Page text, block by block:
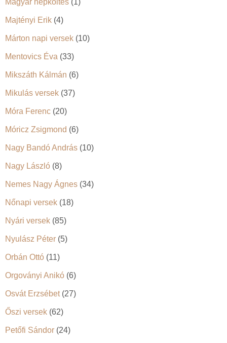
Majtényi Erik (4)
Márton napi versek (10)
Mentovics Éva (33)
Mikszáth Kálmán (6)
Mikulás versek (37)
Móra Ferenc (20)
Móricz Zsigmond (6)
Nagy Bandó András (10)
Nagy László (8)
Nemes Nagy Ágnes (34)
Nőnapi versek (18)
Nyári versek (85)
Nyulász Péter (5)
Orbán Ottó (11)
Orgoványi Anikó (6)
Osvát Erzsébet(27)
Őszi versek (62)
Petőfi Sándor (24)